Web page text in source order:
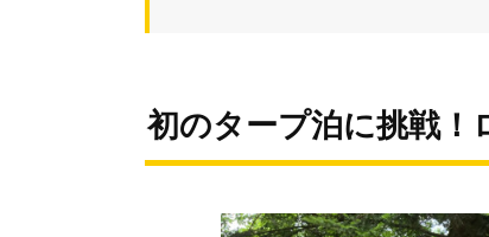
初のタープ泊に挑戦！